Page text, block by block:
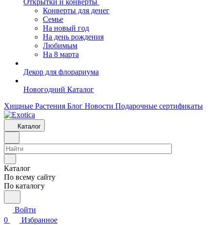
Открытки и конверты
Конверты для денег
Семье
На новый год
На день рождения
Любимым
На 8 марта
Декор для флорариума
Новогодний Каталог
Хищные Растения Блог Новости Подарочные сертификаты
Каталог
Каталог
По всему сайту
По каталогу
Войти
0
Избранное